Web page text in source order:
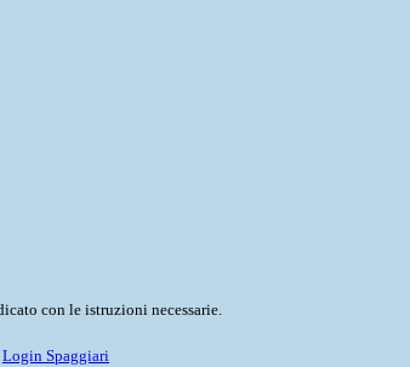
con le istruzioni necessarie.
Login Spaggiari